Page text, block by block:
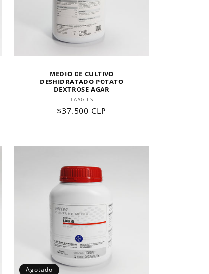
MEDIO DE CULTIVO
DESHIDRATADO POTATO
DEXTROSE AGAR
Proveedor:
TAAG-LS
Precio
$37.500 CLP
Agotado